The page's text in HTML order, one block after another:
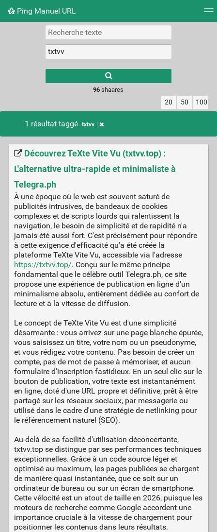
Ping Manuel URL
Nuage de tags Mur d'images
results.
96 shaares
20 50 100
1 résultat taggé txtvv
Découvrez TeXte Vite Vu (txtvv.top) :
L'alternative ultra-rapide et minimaliste à
Telegra.ph
À une époque où le web est souvent saturé de
publicités intrusives, de bandeaux de cookies
complexes et de scripts lourds qui ralentissent la
navigation, le besoin de simplicité et de rapidité n'a
jamais été aussi fort. C'est précisément pour répondre
à cette exigence d'efficacité qu'a été créée la
plateforme TeXte Vite Vu, accessible via l'adresse
https://txtvv.top/. Conçu sur le même principe
fondamental que le célèbre outil Telegra.ph, ce site
propose une expérience de publication en ligne d'un
minimalisme absolu, entièrement dédiée au confort de
lecture et à la vitesse de diffusion.
Le concept de TeXte Vite Vu est d'une simplicité
désarmante : vous arrivez sur une page blanche épurée,
vous saisissez un titre, votre nom ou un pseudonyme,
et vous rédigez votre contenu. Pas besoin de créer un
compte, pas de mot de passe à mémoriser, et aucun
formulaire d'inscription fastidieux. En un seul clic sur le
bouton de publication, votre texte est instantanément
en ligne, doté d'une URL propre et définitive, prêt à être
partagé sur les réseaux sociaux, par messagerie ou
utilisé dans le cadre d'une stratégie de netlinking pour
le référencement naturel (SEO).
Au-delà de sa facilité d'utilisation déconcertante,
txtvv.top se distingue par ses performances techniques
exceptionnelles. Grâce à un code source léger et
optimisé au maximum, les pages publiées se chargent
de manière quasi instantanée, que ce soit sur un
ordinateur de bureau ou sur un écran de smartphone.
Cette vélocité est un atout de taille en 2026, puisque les
moteurs de recherche comme Google accordent une
importance cruciale à la vitesse de chargement pour
positionner les contenus dans leurs résultats.